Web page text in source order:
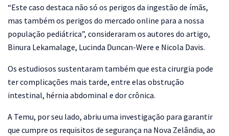
“Este caso destaca não só os perigos da ingestão de ímãs,
mas também os perigos do mercado online para a nossa
população pediátrica”, consideraram os autores do artigo,
Binura Lekamalage, Lucinda Duncan-Were e Nicola Davis.
Os estudiosos sustentaram também que esta cirurgia pode
ter complicações mais tarde, entre elas obstrução
intestinal, hérnia abdominal e dor crônica.
A Temu, por seu lado, abriu uma investigação para garantir
que cumpre os requisitos de segurança na Nova Zelândia, ao